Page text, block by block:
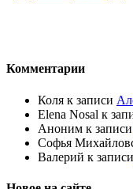
Комментарии
Коля к записи
Elena Nosal к
Аноним к записи
Софья
Валерий к записи